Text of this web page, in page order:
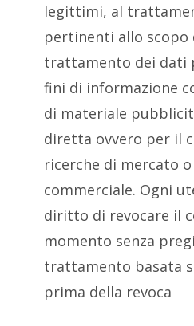
legittimi, al
pertinenti allo scopo
trattamento dei dati
fini di informazione
di materiale
diretta ovvero per il
ricerche di mercato
commerciale. Ogni
diritto di revocare il
momento senza
trattamento basata
prima della revoca